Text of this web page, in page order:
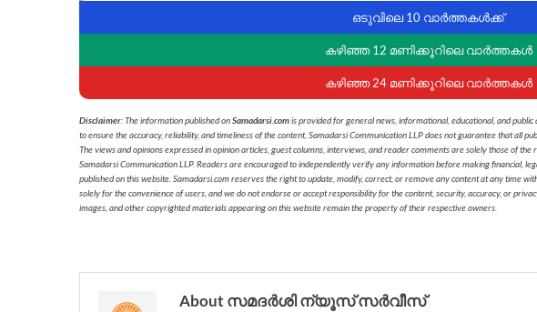
ഒടുവിലെ 10 വാർത്തകൾക്ക്
കഴിഞ്ഞ 12 മണിക്കൂറിലെ വാർത്തകൾ
കഴിഞ്ഞ 24 മണിക്കൂറിലെ വാർത്തകൾ
Disclaimer: The information published onSamadarsi.comis provided for general news, informational, educational, and
to ensure the accuracy, reliability, and timeliness of the content, Samadarsi Communication LLP does not guarantee that all
The views and opinions expressed in opinion articles, guest columns, interviews, and reader comments are solely those of
Samadarsi Communication LLP. Readers are encouraged to independently verify any information before making financial,
published on this website. Samadarsi.com reserves the right to update, modify, correct, or remove any content at any time
solely for the convenience of users, and we do not endorse or accept responsibility for the content, security, accuracy, or
images, and other copyrighted materials appearing on this website remain the property of their respective owners.
About സമദർശി ന്യൂസ് സർവീസ്